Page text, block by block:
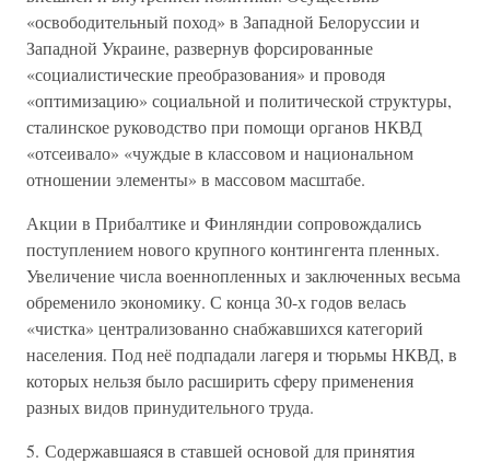
«освободительный поход» в Западной Белоруссии и
Западной Украине, развернув форсированные
«социалистические преобразования» и проводя
«оптимизацию» социальной и политической структуры,
сталинское руководство при помощи органов НКВД
«отсеивало» «чуждые в классовом и национальном
отношении элементы» в массовом масштабе.
Акции в Прибалтике и Финляндии сопровождались
поступлением нового крупного контингента пленных.
Увеличение числа военнопленных и заключенных весьма
обременило экономику. С конца 30-х годов велась
«чистка» централизованно снабжавшихся категорий
населения. Под неё подпадали лагеря и тюрьмы НКВД, в
которых нельзя было расширить сферу применения
разных видов принудительного труда.
5. Содержавшаяся в ставшей основой для принятия